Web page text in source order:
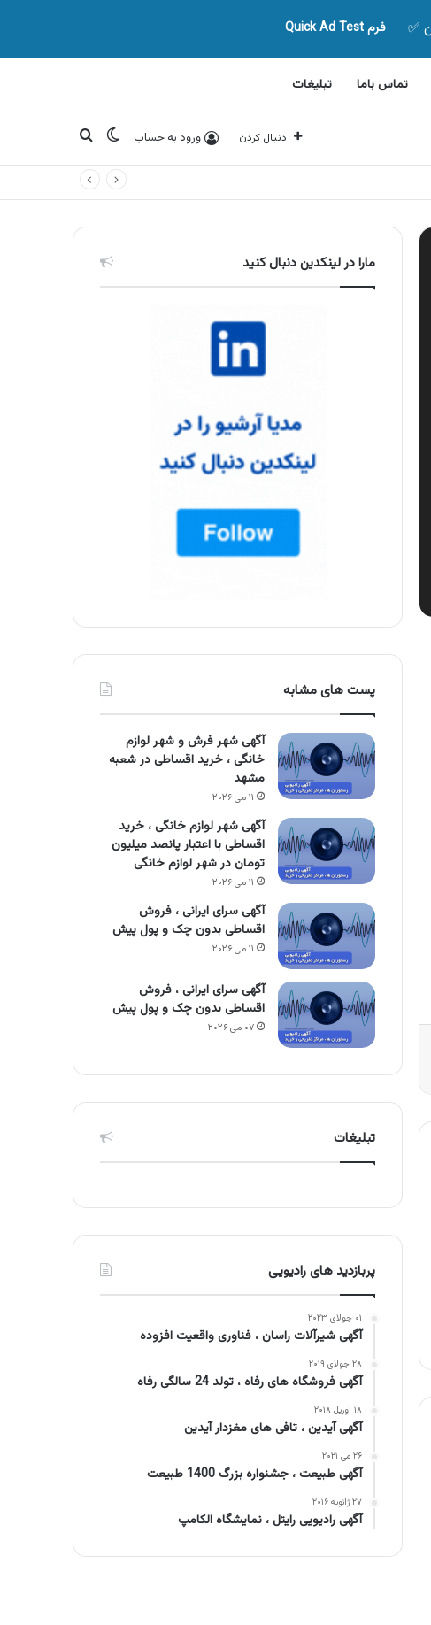
فرم Quick Ad Test
تماس باما تبلیغات
دنبال کردن ورود به حساب تغییر پوسته
جستجو برای
مارا در لینکدین دنبال کنید
پست های مشابه
آگهی شهر فرش و شهر لوازم
خانگی ، خرید اقساطی در شعبه
مشهد
۱۱ می ۲۰۲۶
آگهی شهر لوازم خانگی ، خرید
اقساطی با اعتبار پانصد میلیون
تومان در شهر لوازم خانگی
۱۱ می ۲۰۲۶
آگهی سرای ایرانی ، فروش
اقساطی بدون چک و پول پیش
۱۱ می ۲۰۲۶
آگهی سرای ایرانی ، فروش
اقساطی بدون چک و پول پیش
۰۷ می ۲۰۲۶
تبلیغات
پربازدید های رادیویی
۰۱ جولای ۲۰۲۳
آگهی شیرآلات راسان ، فناوری واقعیت افزوده
۲۸ جولای ۲۰۱۹
آگهی فروشگاه های رفاه ، تولد 24 سالگی رفاه
۱۸ آوریل ۲۰۱۸
آگهی آیدین ، تافی های مغزدار آیدین
۲۶ می ۲۰۲۱
آگهی طبیعت ، جشنواره بزرگ 1400 طبیعت
۲۷ ژانویه ۲۰۱۶
آگهی رادیویی رایتل ، نمایشگاه الکامپ